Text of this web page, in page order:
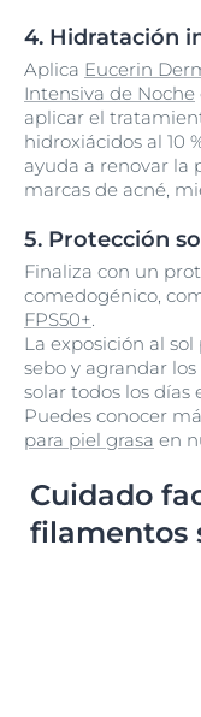
4. Hidratación
Aplica Eucerin
Intensiva de Noche
aplicar el
hidroxiácidos al 10
ayuda a renovar la
marcas de acné,
5. Protección
Finaliza con un
comedogénico,
FPS50+.
La exposición al
sebo y agrandar
solar todos los días
Puedes conocer
para piel grasa en
Cuidado
filamentos